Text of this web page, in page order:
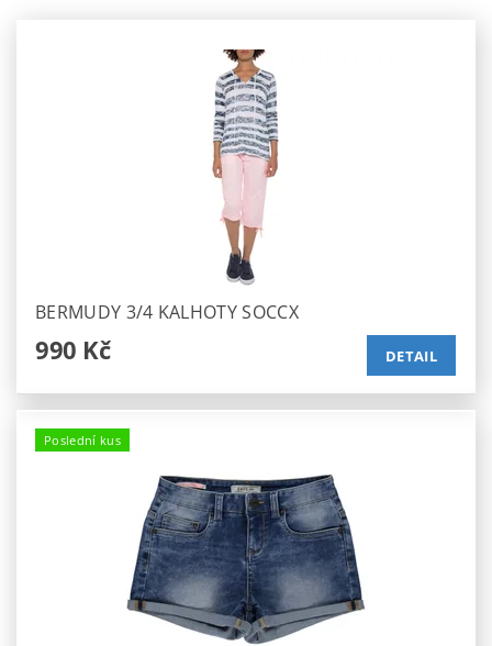
BERMUDY 3/4 KALHOTY SOCCX
990 Kč DETAIL
Poslední kus